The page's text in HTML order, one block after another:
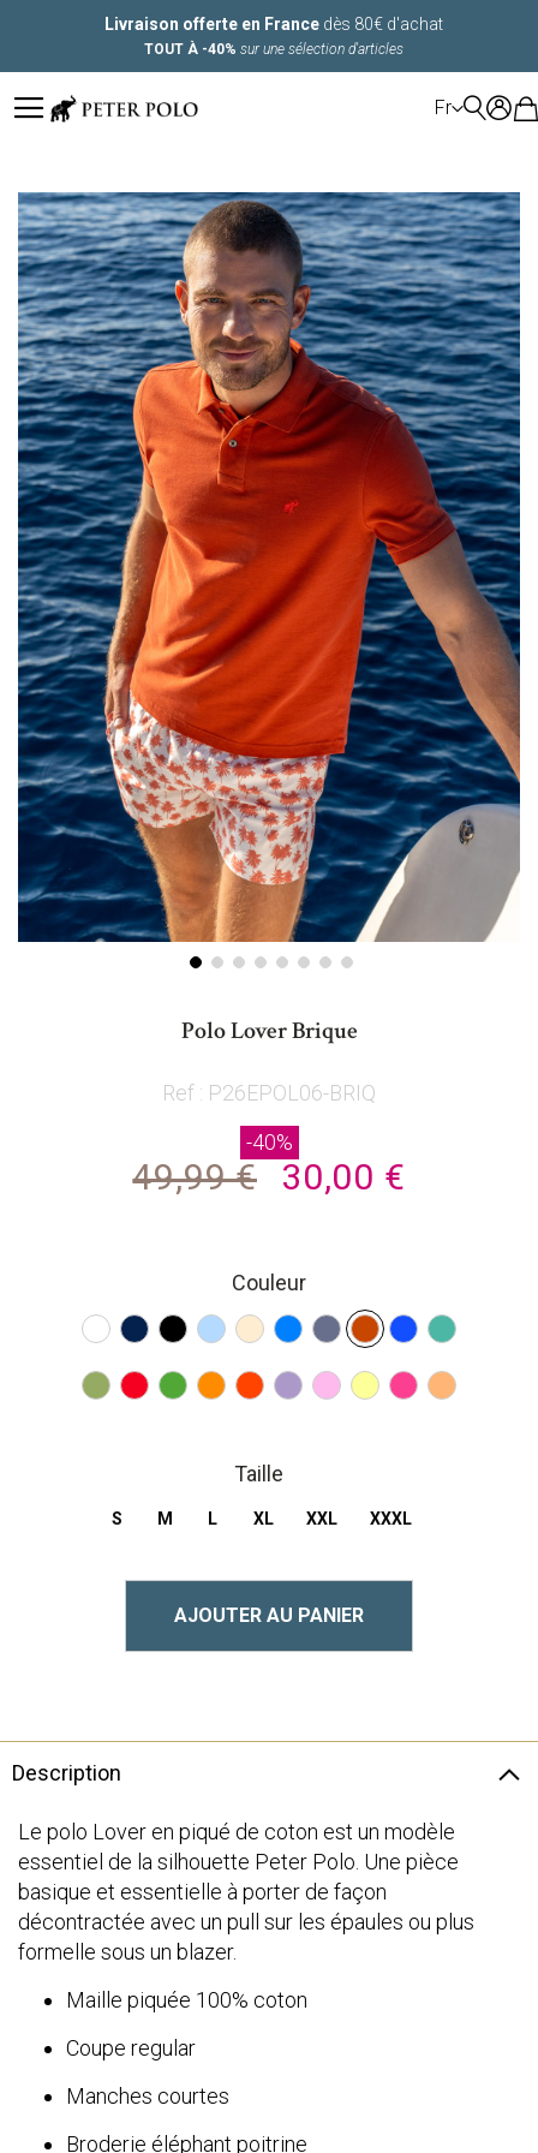
Livraison offerte en France dès 80€ d'achat
TOUT À -40% sur une sélection d'articles
LANGUE
Fr
Polo Lover Brique
Ref : P26EPOL06-BRIQ
49,99 € 30,00 €
-40%
Couleur
Taille
S M L XL XXL XXXL
AJOUTER AU PANIER
Description
Le polo Lover en piqué de coton est un modèle
essentiel de la silhouette Peter Polo. Une pièce
basique et essentielle à porter de façon
décontractée avec un pull sur les épaules ou plus
formelle sous un blazer.
Maille piquée 100% coton
Coupe regular
Manches courtes
Broderie éléphant poitrine
Skip
to
the
end
of
the
images
gallery